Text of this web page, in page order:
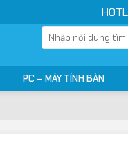
Tìm
kiếm:
PC – MÁY TÍNH BÀN